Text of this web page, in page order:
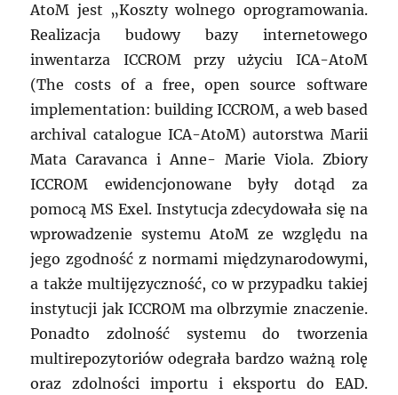
AtoM jest „Koszty wolnego oprogramowania.
Realizacja budowy bazy internetowego
inwentarza ICCROM przy użyciu ICA-AtoM
(The costs of a free, open source software
implementation: building ICCROM, a web based
archival catalogue ICA-AtoM) autorstwa Marii
Mata Caravanca i Anne- Marie Viola. Zbiory
ICCROM ewidencjonowane były dotąd za
pomocą MS Exel. Instytucja zdecydowała się na
wprowadzenie systemu AtoM ze względu na
jego zgodność z normami międzynarodowymi,
a także multijęzyczność, co w przypadku takiej
instytucji jak ICCROM ma olbrzymie znaczenie.
Ponadto zdolność systemu do tworzenia
multirepozytoriów odegrała bardzo ważną rolę
oraz zdolności importu i eksportu do EAD.